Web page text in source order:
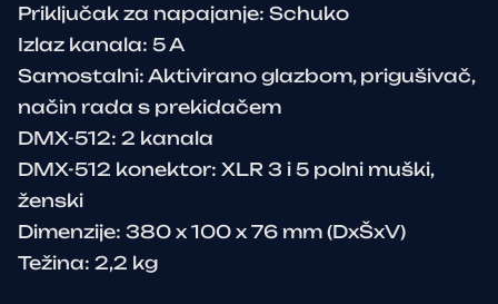
Priključak za napajanje: Schuko
Izlaz kanala: 5 A
Samostalni: Aktivirano glazbom, prigušivač,
način rada s prekidačem
DMX-512: 2 kanala
DMX-512 konektor: XLR 3 i 5 polni muški,
ženski
Dimenzije: 380 x 100 x 76 mm (DxŠxV)
Težina: 2,2 kg